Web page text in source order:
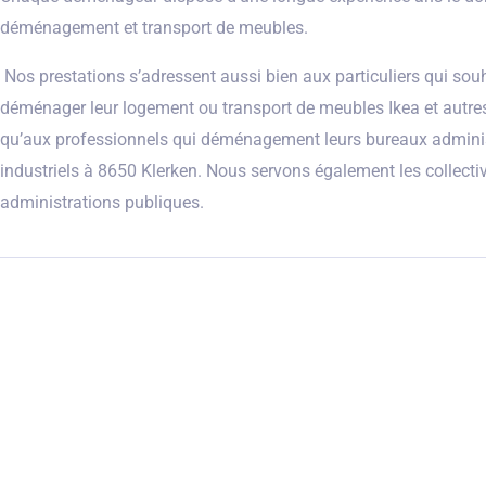
déménagement et transport de meubles.
Nos prestations s’adressent aussi bien aux particuliers qui
déménager leur logement ou transport de meubles Ikea et
qu’aux professionnels qui déménagement leurs bureaux
industriels à 8650 Klerken. Nous servons également les
administrations publiques.